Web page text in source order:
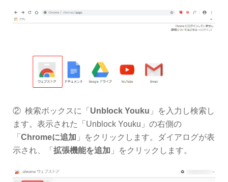
② 検索ボックスに「 Unblock Youku 」を入力し検索し
ます。表示された「Unblock Youku」の右側の
「 Chromeに追加 」をクリックします。ダイアログが表
示され、「 拡張機能を追加 」をクリックします。